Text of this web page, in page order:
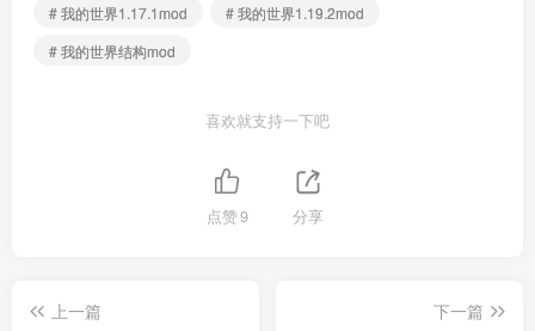
# 我的世界1.17.1mod
# 我的世界1.19.2mod
# 我的世界结构mod
喜欢就支持一下吧
点赞9 分享
上一篇
下一篇